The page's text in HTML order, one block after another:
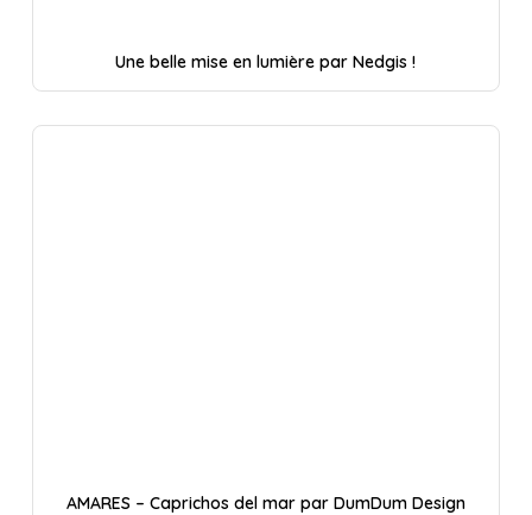
Une belle mise en lumière par Nedgis !
AMARES – Caprichos del mar par DumDum Design